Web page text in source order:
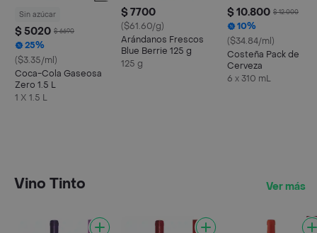
Sin azúcar
$ 5020 $ 6690
25%
($3.35/ml)
Coca-Cola Gaseosa
Zero 1.5 L
1 X 1.5 L
$ 7700
($61.60/g)
Arándanos Frescos
Blue Berrie 125 g
125 g
$ 10.800 $ 12.000
10%
($34.84/ml)
Costeña Pack de
Cerveza
6 x 310 mL
Vino Tinto Ver más